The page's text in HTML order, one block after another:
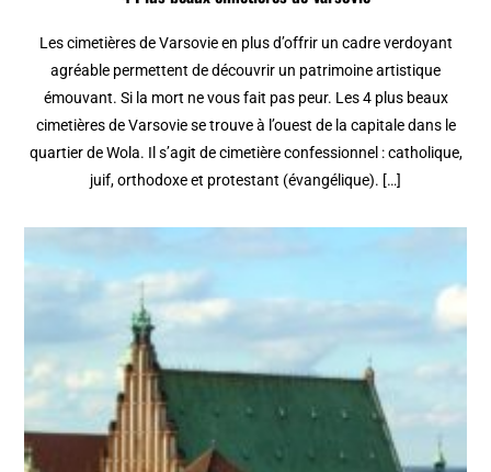
Les cimetières de Varsovie en plus d’offrir un cadre verdoyant
agréable permettent de découvrir un patrimoine artistique
émouvant. Si la mort ne vous fait pas peur. Les 4 plus beaux
cimetières de Varsovie se trouve à l’ouest de la capitale dans le
quartier de Wola. Il s’agit de cimetière confessionnel : catholique,
juif, orthodoxe et protestant (évangélique). […]